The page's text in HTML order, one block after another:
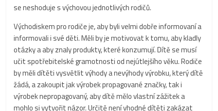
se neshoduje s výchovou jednotlivých rodičů.
Východiskem pro rodiče je, aby byli velmi dobře informovaní a
informovali i své děti. Měli by je motivovat k tomu, aby kladly
otázky a aby znaly produkty, které konzumují. Dítě se musí
učit spotřebitelské gramotnosti od nejútlejšího věku. Rodiče
by měli dítěti vysvětlit výhody a nevýhody výrobku, který dítě
žádá, a zakoupit jak výrobek propagované značky, tak i
výrobek nepropagovaný, aby dítě mělo vlastní zážitek a
mohlo si vytvořit názor. Určitě není vhodné dítěti zakázat